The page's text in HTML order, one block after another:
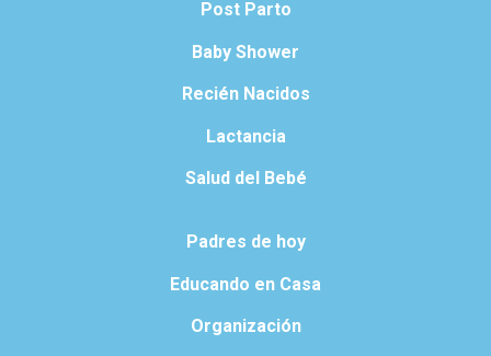
Post Parto
Baby Shower
Recién Nacidos
Lactancia
Salud del Bebé
Padres de hoy
Educando en Casa
Organización